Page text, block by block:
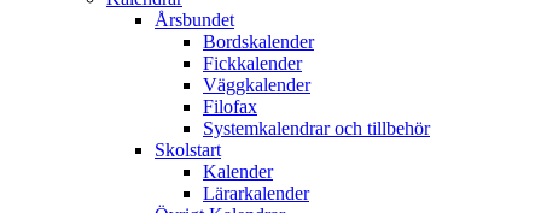
Årsbundet
Bordskalender
Fickkalender
Väggkalender
Filofax
Systemkalendrar och tillbehör
Skolstart
Kalender
Lärarkalender